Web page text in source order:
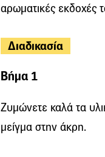
αρωματικές εκδοχές
Διαδικασία
Βήμα 1
Ζυμώνετε καλά τα
μείγμα στην άκρη.